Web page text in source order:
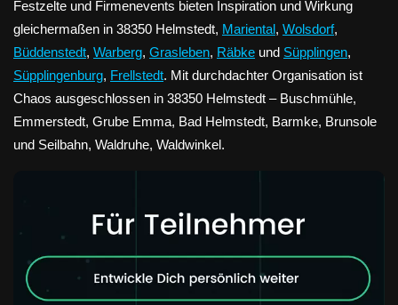
Festzelte und Firmenevents bieten Inspiration und Wirkung
gleichermaßen in 38350 Helmstedt, Mariental, Wolsdorf,
Büddenstedt, Warberg, Grasleben, Räbke und Süpplingen,
Süpplingenburg, Frellstedt. Mit durchdachter Organisation ist
Chaos ausgeschlossen in 38350 Helmstedt – Buschmühle,
Emmerstedt, Grube Emma, Bad Helmstedt, Barmke, Brunsole
und Seilbahn, Waldruhe, Waldwinkel.